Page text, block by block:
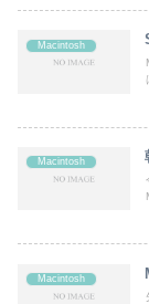
Macintosh
Macintosh
Macintosh